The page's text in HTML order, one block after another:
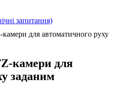
запитання)
для автоматичного руху
камери для
заданим